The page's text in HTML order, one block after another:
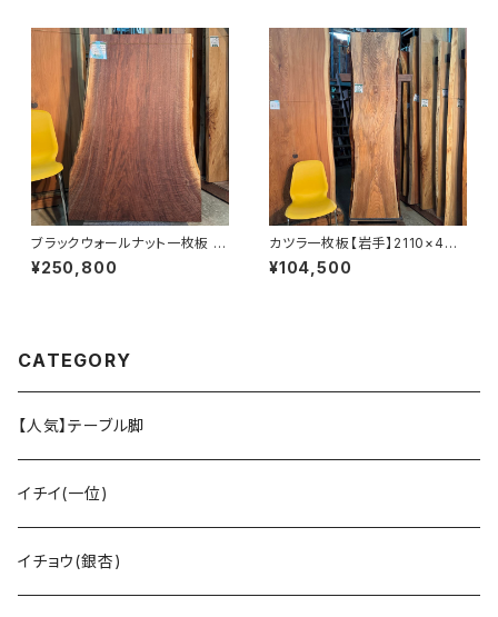
ブラックウォールナット一枚板 11
00×600~680×45㎜【オイル
塗装 仕上げ済み】
¥250,800
カツラ一枚板【岩手】2110×440
~560×35㎜【オイル塗装 仕上
げ済み】
¥104,500
CATEGORY
【人気】テーブル脚
イチイ(一位)
イチョウ(銀杏)